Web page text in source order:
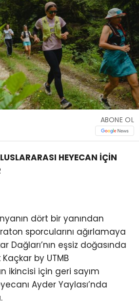
ABONE OL
HEYECAN İÇİN
dört bir yanından
sporcularını ağırlamaya
Dağları’nın eşsiz doğasında
by UTMB
ikincisi için geri sayım
Ayder Yaylası’nda